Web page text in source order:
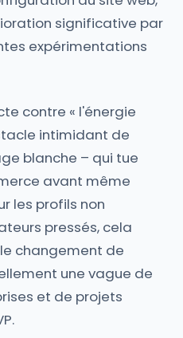
significative par
expérimentations
contre « l'énergie
intimidant de
blanche – qui tue
avant même
les profils non
pressés, cela
changement de
une vague de
et de projets